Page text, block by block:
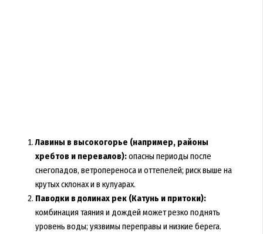
Лавины в высокогорье (например, районы
хребтов и перевалов):опасны периоды после
снегопадов, ветропереноса и оттепелей; риск выше на
крутых склонах и в кулуарах.
Паводки в долинах рек (Катунь и притоки):
комбинация таяния и дождей может резко поднять
уровень воды; уязвимы переправы и низкие берега.